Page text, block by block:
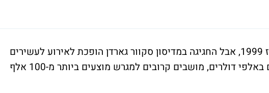
ניו יורק חוזרת לגמר לראשונה מאז 1999, אבל החגיגה במדיסון סקוור גארדן הופכת לאירוע לעשירים
בלבד: הכרטיסים הזולים מתחילים באלפי דולרים, מושבים קרובים למגרש מוצעים ביותר מ-100 אלף